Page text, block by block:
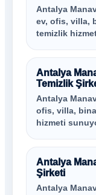
Antalya
ev, ofis, villa,
temizlik
Antalya
Temizlik
Antalya
ofis, villa,
hizmeti
Antalya
Şirketi
Antalya